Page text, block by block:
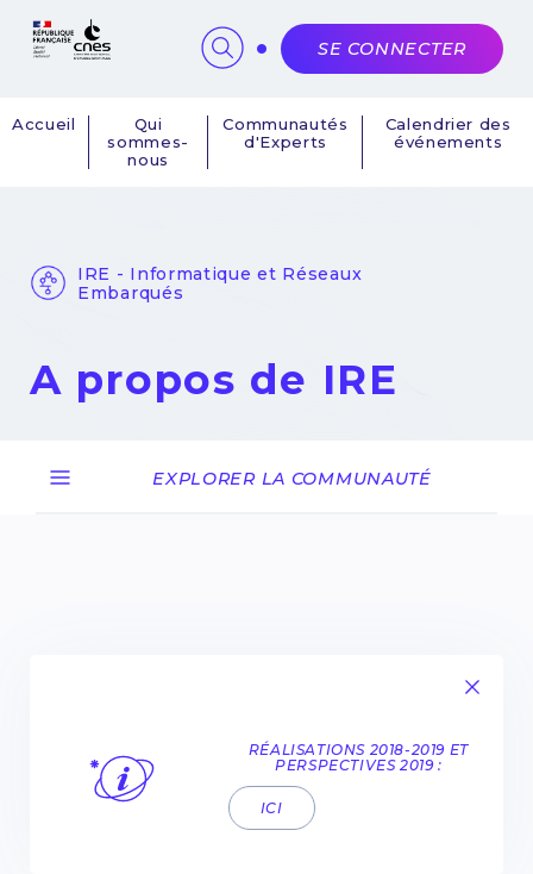
Navigation
Accueil
Qui
sommes-
nous
Communautés
d'Experts
Calendrier des
événements
SE CONNECTER
IRE - Informatique et Réseaux
Embarqués
A propos de IRE
EXPLORER LA COMMUNAUTÉ
RÉALISATIONS 2018-2019 ET
PERSPECTIVES 2019 :
ICI